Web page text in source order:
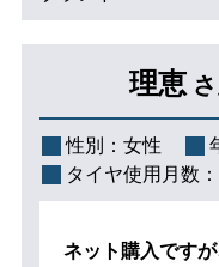
理恵
性別： 女性
タイヤ使用月数：
ネット購入です